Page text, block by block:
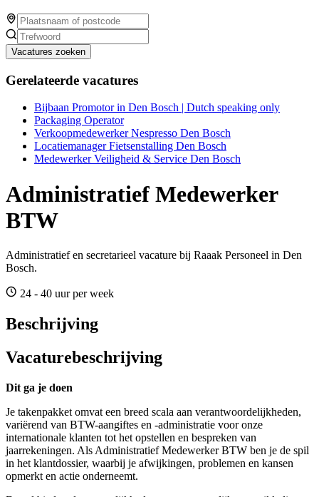
Vacatures zoeken
Gerelateerde vacatures
Bijbaan Promotor in Den Bosch | Dutch speaking only
Packaging Operator
Verkoopmedewerker Nespresso Den Bosch
Locatiemanager Fietsenstalling Den Bosch
Medewerker Veiligheid & Service Den Bosch
Administratief Medewerker
BTW
Administratief en secretarieel vacature bij Raaak Personeel in Den
Bosch.
24 - 40 uur per week
Beschrijving
Vacaturebeschrijving
Dit ga je doen
Je takenpakket omvat een breed scala aan verantwoordelijkheden,
variërend van BTW-aangiftes en -administratie voor onze
internationale klanten tot het opstellen en bespreken van
jaarrekeningen. Als Administratief Medewerker BTW ben je de spil
in het klantdossier, waarbij je afwijkingen, problemen en kansen
opmerkt en actie onderneemt.